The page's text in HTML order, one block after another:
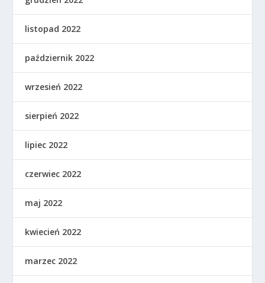
listopad 2022
październik 2022
wrzesień 2022
sierpień 2022
lipiec 2022
czerwiec 2022
maj 2022
kwiecień 2022
marzec 2022